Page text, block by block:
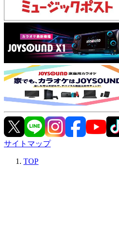
サイトマップ
TOP